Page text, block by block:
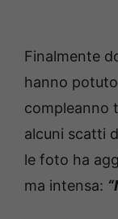
Finalmente
hanno
compleanno
alcuni scatti
le foto ha
ma intensa: